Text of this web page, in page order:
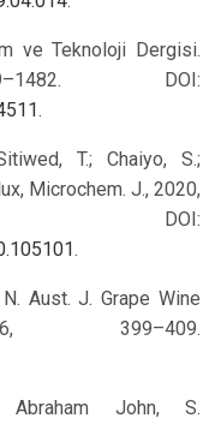
ve Teknoloji Dergisi.
DOI:
.
T.; Chaiyo, S.;
Microchem. J., 2020,
DOI:
.
Aust. J. Grape Wine
Abraham John, S.